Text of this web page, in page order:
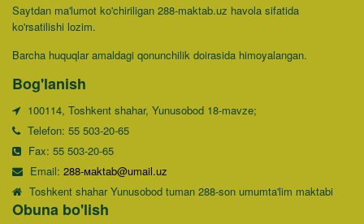
Saytdan ma'lumot ko'chiriligan 288-maktab.uz havola sifatida
ko'rsatilishi lozim.
Barcha huquqlar amaldagi qonunchilik doirasida himoyalangan.
Bog'lanish
100114, Toshkent shahar, Yunusobod 18-mavze;
Telefon: 55 503-20-65
Fax: 55 503-20-65
Email:288-маktab@umail.uz
Toshkent shahar Yunusobod tuman 288-son umumta'lim maktabi
Obuna bo'lish